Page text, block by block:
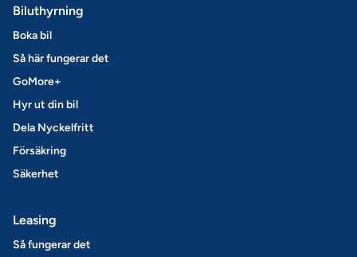
Biluthyrning
Boka bil
Så här fungerar det
GoMore+
Hyr ut din bil
Dela Nyckelfritt
Försäkring
Säkerhet
Leasing
Så fungerar det